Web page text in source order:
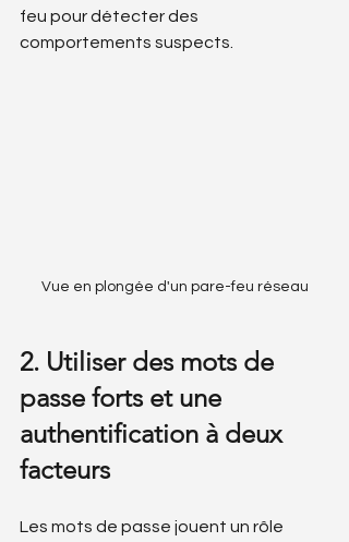
feu pour détecter des
comportements suspects.
Vue en plongée d'un pare-feu réseau
2. Utiliser des mots de
passe forts et une
authentification à deux
facteurs
Les mots de passe jouent un rôle